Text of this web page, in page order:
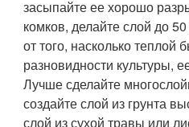
засыпайте ее хорошо
комков, делайте слой до
от того, насколько теплой
разновидности культуры,
Лучше сделайте
создайте слой из грунта
слой из сухой травы или